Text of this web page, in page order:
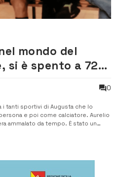
mondo del
si è spento a 72
0
tanti sportivi di Augusta che lo
e poi come calciatore. Aurelio
ammalato da tempo. È stato un
Borgia (anni dal […]